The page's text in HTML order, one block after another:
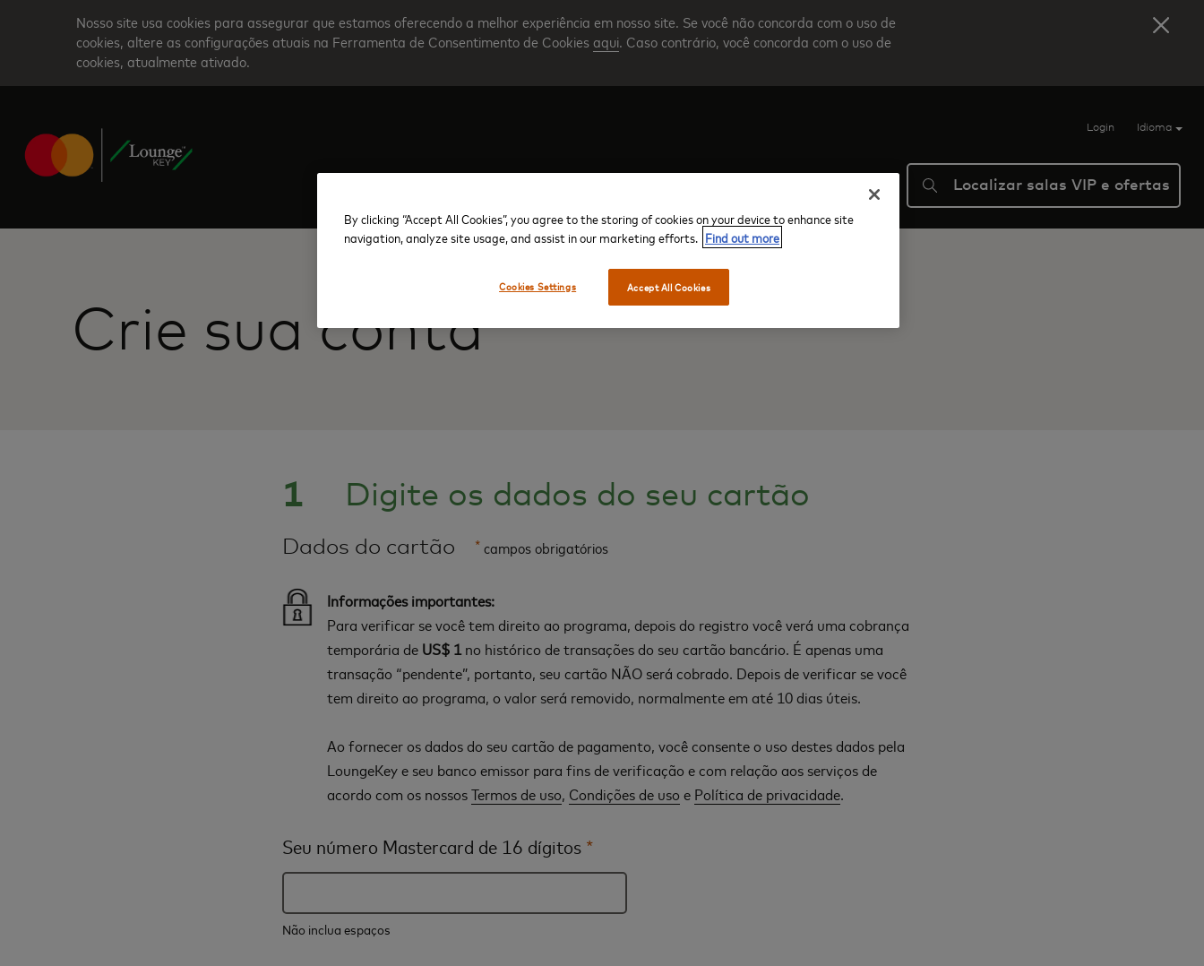
content
Nosso site usa cookies para assegurar que estamos oferecendo a melhor experiência em nosso site. Se você não concorda com o uso de
cookies, altere as configurações atuais na Ferramenta de Consentimento de Cookies aqui. Caso contrário, você concorda com o uso de
cookies, atualmente ativado.
Login Idioma
Ajuda Localizar salas VIP e ofertas
Crie sua conta
1 Digite os dados do seu cartão
Dados do cartão *campos obrigatórios
Informações importantes:
Para verificar se você tem direito ao programa, depois do registro você verá uma cobrança
temporária de US$ 1no histórico de transações do seu cartão bancário. É apenas uma
transação “pendente”, portanto, seu cartão NÃO será cobrado. Depois de verificar se você
tem direito ao programa, o valor será removido, normalmente em até 10 dias úteis.
Ao fornecer os dados do seu cartão de pagamento, você consente o uso destes dados pela
LoungeKey e seu banco emissor para fins de verificação e com relação aos serviços de
acordo com os nossosTermos de uso, Condições de uso e Política de privacidade.
Seu número Mastercard de 16 dígitos *
Não inclua espaços
By clicking “Accept All Cookies”, you agree to the storing of cookies on your device to enhance site
navigation, analyze site usage, and assist in our marketing efforts. Find out more
Accept All Cookies
Cookies Settings